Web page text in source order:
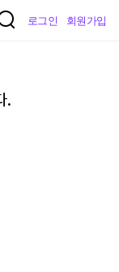
로그인 회원가입
.